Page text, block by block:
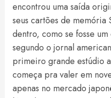
encontrou uma saída
seus cartões de memória
dentro, como se fosse
segundo o jornal
primeiro grande estúdio
começa pra valer em
apenas no mercado